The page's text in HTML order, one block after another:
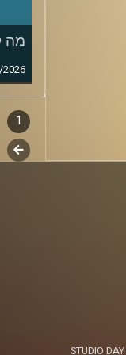
מה
סגירה
1
לשלב
STUDIO DAY